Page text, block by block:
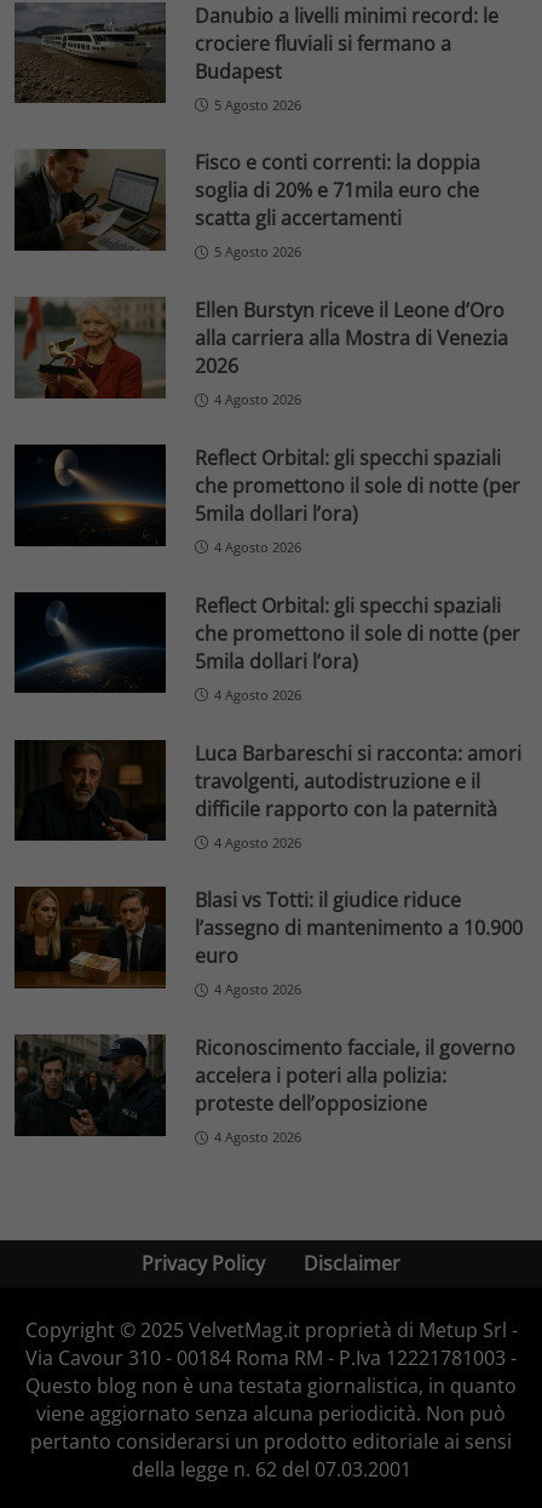
Danubio a livelli minimi record: le
crociere fluviali si fermano a
Budapest
5 Agosto 2026
Fisco e conti correnti: la doppia
soglia di 20% e 71mila euro che
scatta gli accertamenti
5 Agosto 2026
Ellen Burstyn riceve il Leone d’Oro
alla carriera alla Mostra di Venezia
2026
4 Agosto 2026
Reflect Orbital: gli specchi spaziali
che promettono il sole di notte (per
5mila dollari l’ora)
4 Agosto 2026
Reflect Orbital: gli specchi spaziali
che promettono il sole di notte (per
5mila dollari l’ora)
4 Agosto 2026
Luca Barbareschi si racconta: amori
travolgenti, autodistruzione e il
difficile rapporto con la paternità
4 Agosto 2026
Blasi vs Totti: il giudice riduce
l’assegno di mantenimento a 10.900
euro
4 Agosto 2026
Riconoscimento facciale, il governo
accelera i poteri alla polizia:
proteste dell’opposizione
4 Agosto 2026
Privacy Policy Disclaimer
Copyright © 2025 VelvetMag.it proprietà di Metup Srl -
Via Cavour 310 - 00184 Roma RM - P.Iva 12221781003 -
Questo blog non è una testata giornalistica, in quanto
viene aggiornato senza alcuna periodicità. Non può
pertanto considerarsi un prodotto editoriale ai sensi
della legge n. 62 del 07.03.2001